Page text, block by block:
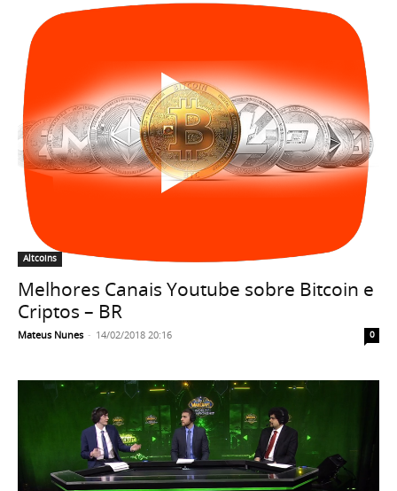
Altcoins
Melhores Canais Youtube sobre Bitcoin e
Criptos – BR
Mateus Nunes - 14/02/2018 20:16 0